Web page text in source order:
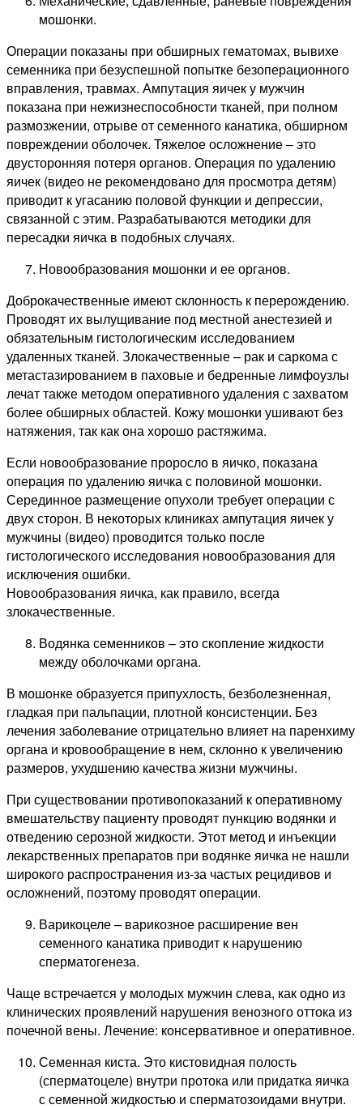
мошонки.
Операции показаны при обширных гематомах, вывихе
семенника при безуспешной попытке безоперационного
вправления, травмах. Ампутация яичек у мужчин
показана при нежизнеспособности тканей, при полном
размозжении, отрыве от семенного канатика, обширном
повреждении оболочек. Тяжелое осложнение – это
двусторонняя потеря органов. Операция по удалению
яичек (видео не рекомендовано для просмотра детям)
приводит к угасанию половой функции и депрессии,
связанной с этим. Разрабатываются методики для
пересадки яичка в подобных случаях.
Новообразования мошонки и ее органов.
Доброкачественные имеют склонность к перерождению.
Проводят их вылущивание под местной анестезией и
обязательным гистологическим исследованием
удаленных тканей. Злокачественные – рак и саркома с
метастазированием в паховые и бедренные лимфоузлы
лечат также методом оперативного удаления с захватом
более обширных областей. Кожу мошонки ушивают без
натяжения, так как она хорошо растяжима.
Если новообразование проросло в яичко, показана
операция по удалению яичка с половиной мошонки.
Серединное размещение опухоли требует операции с
двух сторон. В некоторых клиниках ампутация яичек у
мужчины (видео) проводится только после
гистологического исследования новообразования для
исключения ошибки.
Новообразования яичка, как правило, всегда
злокачественные.
Водянка семенников – это скопление жидкости
между оболочками органа.
В мошонке образуется припухлость, безболезненная,
гладкая при пальпации, плотной консистенции. Без
лечения заболевание отрицательно влияет на паренхиму
органа и кровообращение в нем, склонно к увеличению
размеров, ухудшению качества жизни мужчины.
При существовании противопоказаний к оперативному
вмешательству пациенту проводят пункцию водянки и
отведению серозной жидкости. Этот метод и инъекции
лекарственных препаратов при водянке яичка не нашли
широкого распространения из-за частых рецидивов и
осложнений, поэтому проводят операции.
Варикоцеле – варикозное расширение вен
семенного канатика приводит к нарушению
сперматогенеза.
Чаще встречается у молодых мужчин слева, как одно из
клинических проявлений нарушения венозного оттока из
почечной вены. Лечение: консервативное и оперативное.
Семенная киста. Это кистовидная полость
(сперматоцеле) внутри протока или придатка яичка
с семенной жидкостью и сперматозоидами внутри.